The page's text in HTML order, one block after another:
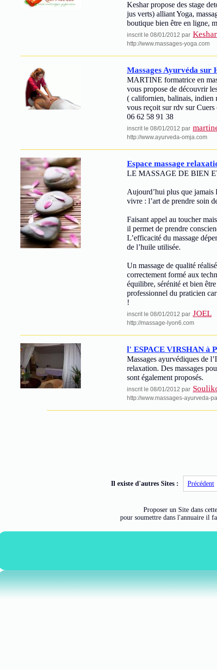
Keshar propose des stage
jus verts) alliant Yoga,
boutique bien être en ligne,
inscrit le 08/01/2012 par Keshar
http://www.massages-yoga.com
Massages Ayurvéda sur
MARTINE formatrice en
vous propose de découvrir
( californien, balinais, indien
vous reçoit sur rdv sur Cuers
06 62 58 91 38
inscrit le 08/01/2012 par
http://www.ayurveda-omja.com
Espace massage
LE MASSAGE DE BIEN
Aujourd’hui plus que jamais
vivre : l’art de prendre soin
Faisant appel au toucher
il permet de prendre
L’efficacité du massage
de l’huile utilisée.
Un massage de qualité
correctement formé aux
équilibre, sérénité et bien
professionnel du praticien
!
inscrit le 08/01/2012 par JOEL
http://massage-lyon6.com
l' ESPACE VIRSHAN à
Massages ayurvédiques de
relaxation. Des massages
sont également proposés.
inscrit le 08/01/2012 par
http://www.massages-ayurveda-
Il existe d'autres Sites : Précédent
Proposer un Site dans
pour soumettre dans l'annuaire il